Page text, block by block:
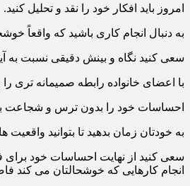
امروز باید افکار خود را نقد و تحلیل کنید.
به دنبال انجام کاری باشید که واقعاً
سعی کنید نگاه و بینش دقیقی نسبت به
با اعضای خانواده رابطه صمیمانه تری را
احساسات خود را بدون ترس و شجاعت
به خودتان زمان بدهید تا بتوانید واقعیت ها
سعی کنید از نهایت احساسات خود برای
انجام کارهایی که خوشحالتان می کند